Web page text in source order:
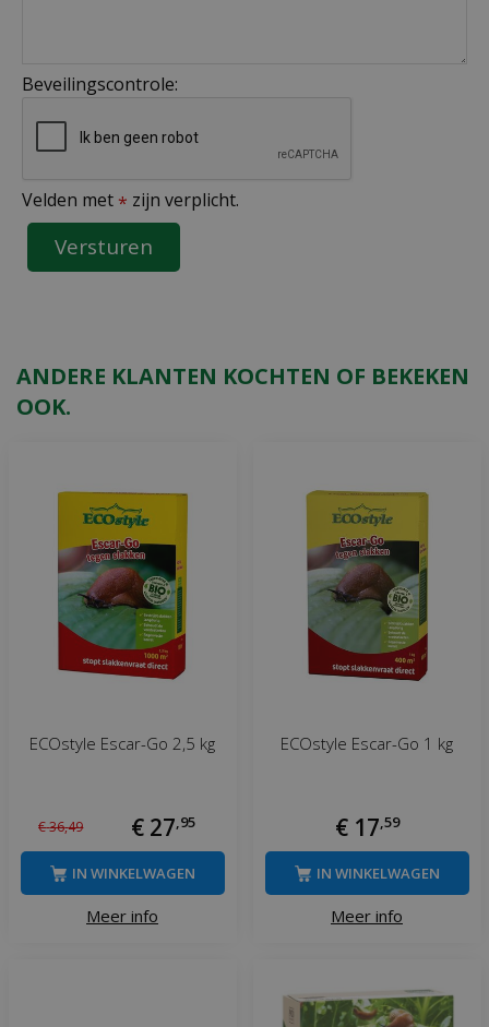
Beveilingscontrole:
Velden met * zijn verplicht.
ANDERE KLANTEN KOCHTEN OF BEKEKEN
OOK.
ECOstyle Escar-Go 2,5 kg
€36,49 € 27,95
Meer info
IN WINKELWAGEN
ECOstyle Escar-Go 1 kg
€ 17,59
Meer info
IN WINKELWAGEN